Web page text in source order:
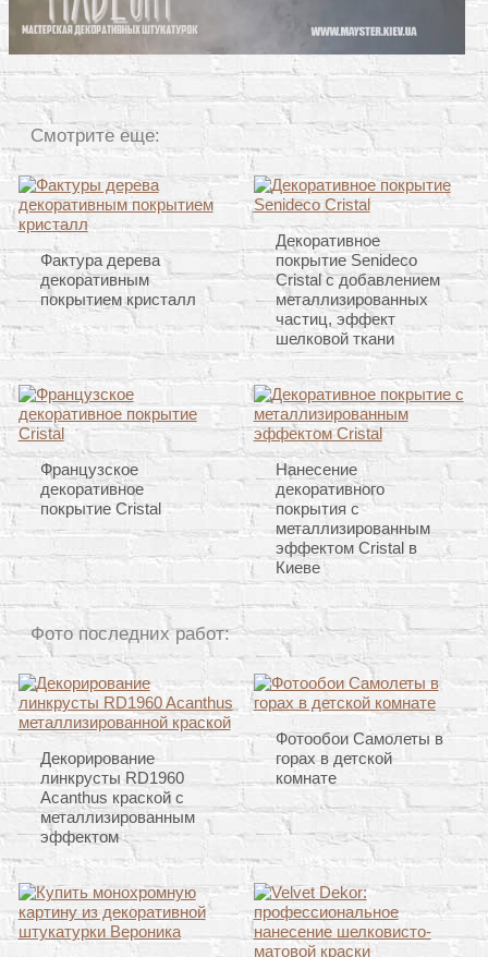
Смотрите еще:
Фактура дерева
декоративным
покрытием кристалл
Декоративное
покрытие Senideco
Cristal с добавлением
металлизированных
частиц, эффект
шелковой ткани
Французское
декоративное
покрытие Cristal
Нанесение
декоративного
покрытия с
металлизированным
эффектом Cristal в
Киеве
Фото последних работ:
Декорирование
линкрусты RD1960
Acanthus краской с
металлизированным
эффектом
Фотообои Самолеты в
горах в детской
комнате